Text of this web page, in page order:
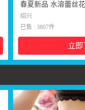
春夏新品 水溶蕾丝
文胸S9003
绍兴
已售 : 3807件
立